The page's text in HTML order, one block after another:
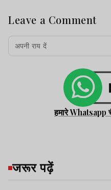
Leave a Comment
हमारे
जरूर पढ़ें